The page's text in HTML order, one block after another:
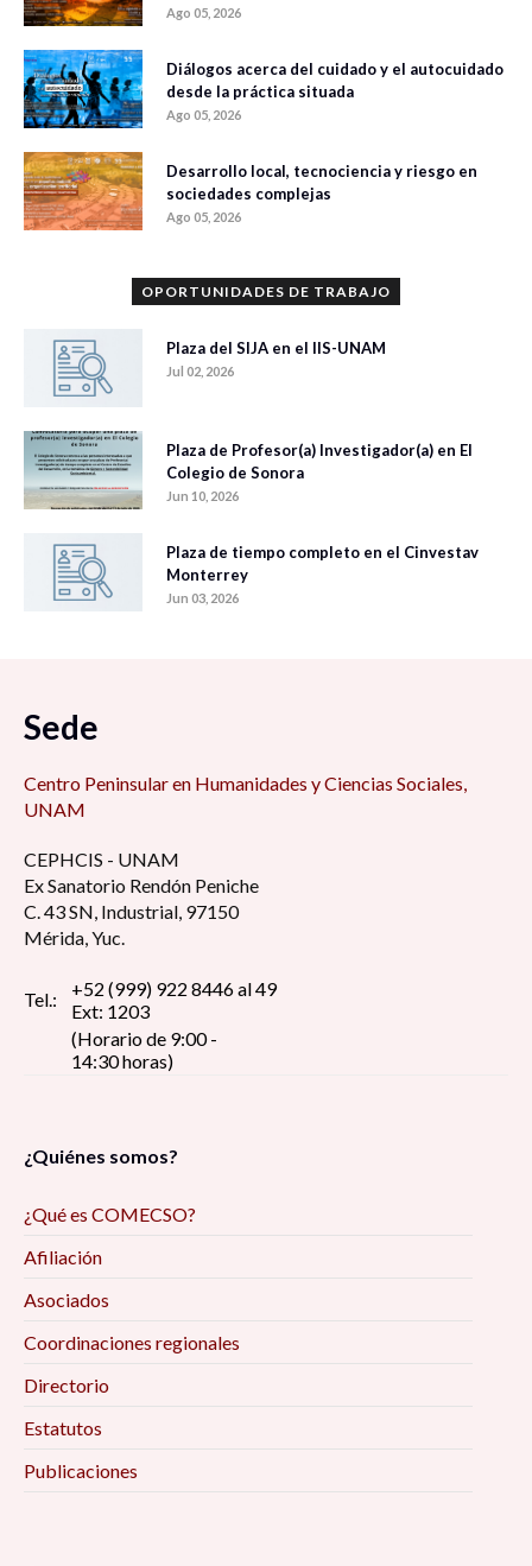
Ago 05, 2026
Diálogos acerca del cuidado y el autocuidado
desde la práctica situada
Ago 05, 2026
Desarrollo local, tecnociencia y riesgo en
sociedades complejas
Ago 05, 2026
OPORTUNIDADES DE TRABAJO
Plaza del SIJA en el IIS-UNAM
Jul 02, 2026
Plaza de Profesor(a) Investigador(a) en El
Colegio de Sonora
Jun 10, 2026
Plaza de tiempo completo en el Cinvestav
Monterrey
Jun 03, 2026
Sede
Centro Peninsular en Humanidades y Ciencias Sociales,
UNAM
CEPHCIS - UNAM
Ex Sanatorio Rendón Peniche
C. 43 SN, Industrial, 97150
Mérida, Yuc.
Tel.:
+52 (999) 922 8446 al 49
Ext: 1203
(Horario de 9:00 -
14:30 horas)
¿Quiénes somos?
¿Qué es COMECSO?
Afiliación
Asociados
Coordinaciones regionales
Directorio
Estatutos
Publicaciones